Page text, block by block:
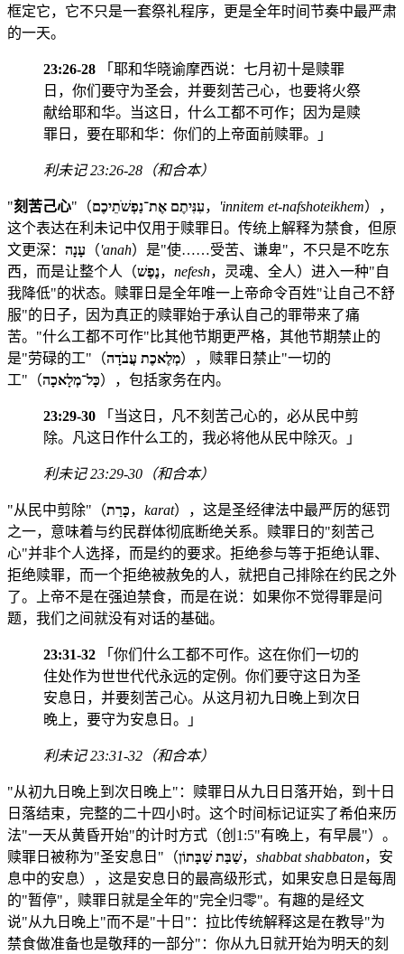
框定它，它不只是一套祭礼程序，更是全年时间节奏中最严肃
的一天。
23:26-28 「耶和华晓谕摩西说：七月初十是赎罪
日，你们要守为圣会，并要刻苦己心，也要将火祭
献给耶和华。当这日，什么工都不可作；因为是赎
罪日，要在耶和华：你们的上帝面前赎罪。」
利未记 23:26-28（和合本）
"刻苦己心"（עִנִּיתֶם אֶת־נַפְשֹׁתֵיכֶם， 'innitem et-nafshoteikhem），
这个表达在利未记中仅用于赎罪日。传统上解释为禁食，但原
文更深： עָנָה （'anah）是"使……受苦、谦卑"，不只是不吃东
西，而是让整个人（נֶפֶשׁ， nefesh，灵魂、全人）进入一种"自
我降低"的状态。赎罪日是全年唯一上帝命令百姓"让自己不舒
服"的日子，因为真正的赎罪始于承认自己的罪带来了痛
苦。"什么工都不可作"比其他节期更严格，其他节期禁止的
是"劳碌的工"（מְלֶאכֶת עֲבֹדָה），赎罪日禁止"一切的
工"（כָּל־מְלָאכָה），包括家务在内。
23:29-30 「当这日，凡不刻苦己心的，必从民中剪
除。凡这日作什么工的，我必将他从民中除灭。」
利未记 23:29-30（和合本）
"从民中剪除"（כָּרַת， karat），这是圣经律法中最严厉的惩罚
之一，意味着与约民群体彻底断绝关系。赎罪日的"刻苦己
心"并非个人选择，而是约的要求。拒绝参与等于拒绝认罪、
拒绝赎罪，而一个拒绝被赦免的人，就把自己排除在约民之外
了。上帝不是在强迫禁食，而是在说：如果你不觉得罪是问
题，我们之间就没有对话的基础。
23:31-32 「你们什么工都不可作。这在你们一切的
住处作为世世代代永远的定例。你们要守这日为圣
安息日，并要刻苦己心。从这月初九日晚上到次日
晚上，要守为安息日。」
利未记 23:31-32（和合本）
"从初九日晚上到次日晚上"：赎罪日从九日日落开始，到十日
日落结束，完整的二十四小时。这个时间标记证实了希伯来历
法"一天从黄昏开始"的计时方式（创1:5"有晚上，有早晨"）。
赎罪日被称为"圣安息日"（שַׁבַּת שַׁבָּתוֹן， shabbat shabbaton，安
息中的安息），这是安息日的最高级形式，如果安息日是每周
的"暂停"，赎罪日就是全年的"完全归零"。有趣的是经文
说"从九日晚上"而不是"十日"：拉比传统解释这是在教导"为
禁食做准备也是敬拜的一部分"：你从九日就开始为明天的刻